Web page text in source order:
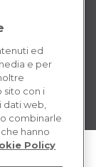
ed
e per
sito con i
web,
combinarle
hanno
Policy